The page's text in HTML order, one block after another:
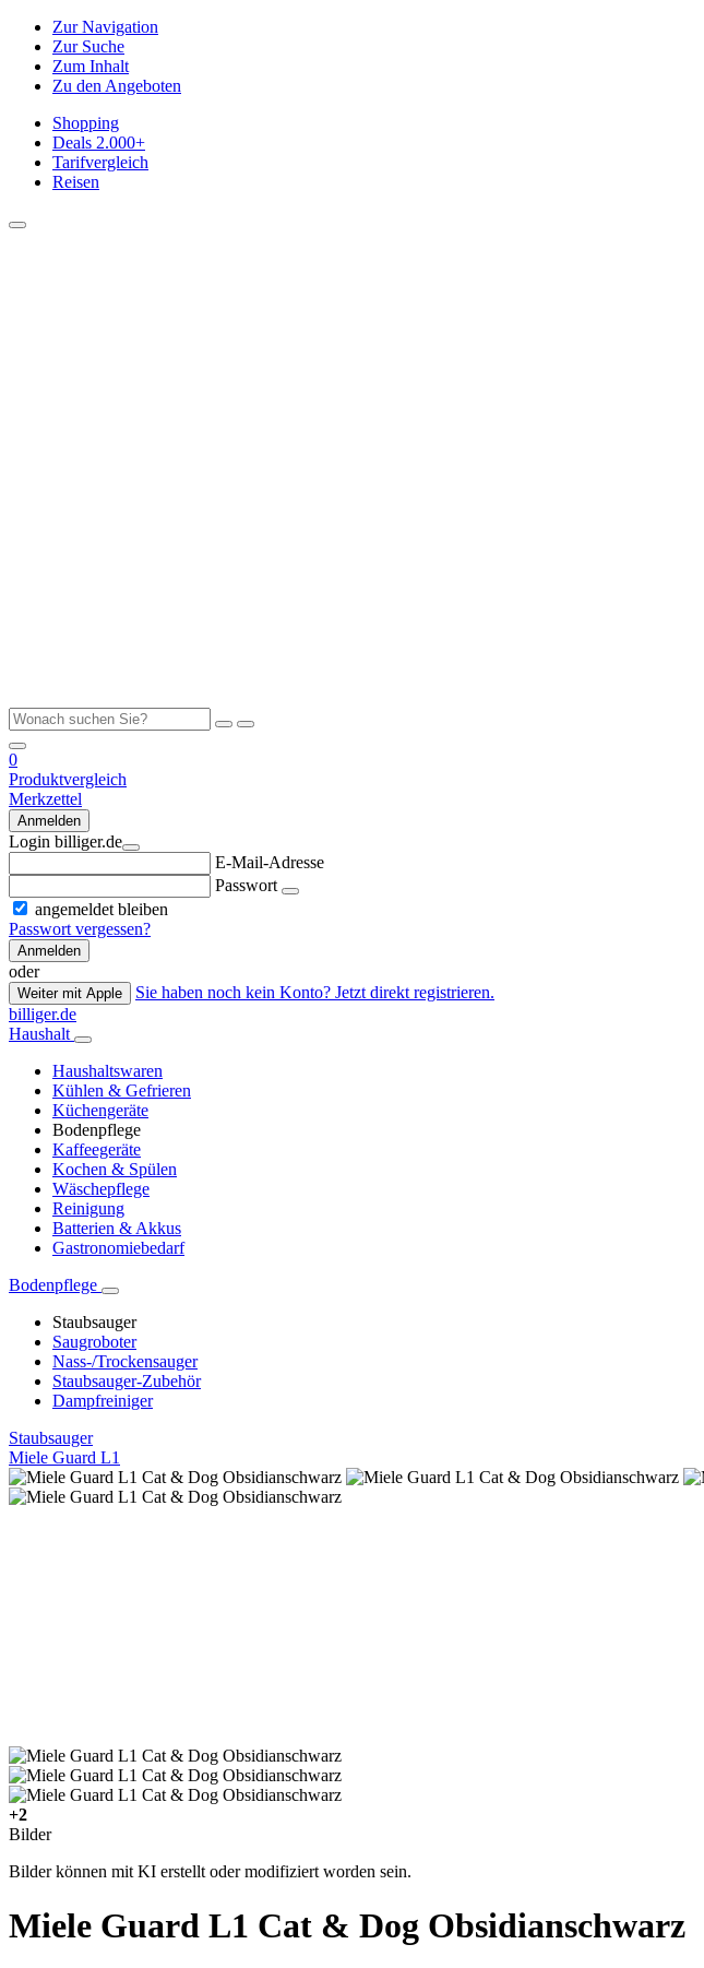
Zur Navigation
Zur Suche
Zum Inhalt
Zu den Angeboten
Shopping
Deals 2.000+
Tarifvergleich
Reisen
0
Produktvergleich
Merkzettel
Anmelden
Login billiger.de
E-Mail-Adresse
Passwort
angemeldet bleiben
Passwort vergessen?
Anmelden
oder
Weiter mit Apple
Sie haben noch kein Konto? Jetzt direkt registrieren.
billiger.de
Haushalt
Haushaltswaren
Kühlen & Gefrieren
Küchengeräte
Bodenpflege
Kaffeegeräte
Kochen & Spülen
Wäschepflege
Reinigung
Batterien & Akkus
Gastronomiebedarf
Bodenpflege
Staubsauger
Saugroboter
Nass-/Trockensauger
Staubsauger-Zubehör
Dampfreiniger
Staubsauger
Miele Guard L1
+2
Bilder
Bilder können mit KI erstellt oder modifiziert worden sein.
Miele Guard L1 Cat & Dog Obsidianschwarz